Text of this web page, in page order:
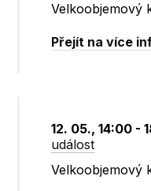
Velkoobjemový
Přejít na více
12. 05., 14:00 -
událost
Velkoobjemový